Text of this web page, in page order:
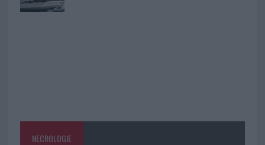
NECROLOGIE